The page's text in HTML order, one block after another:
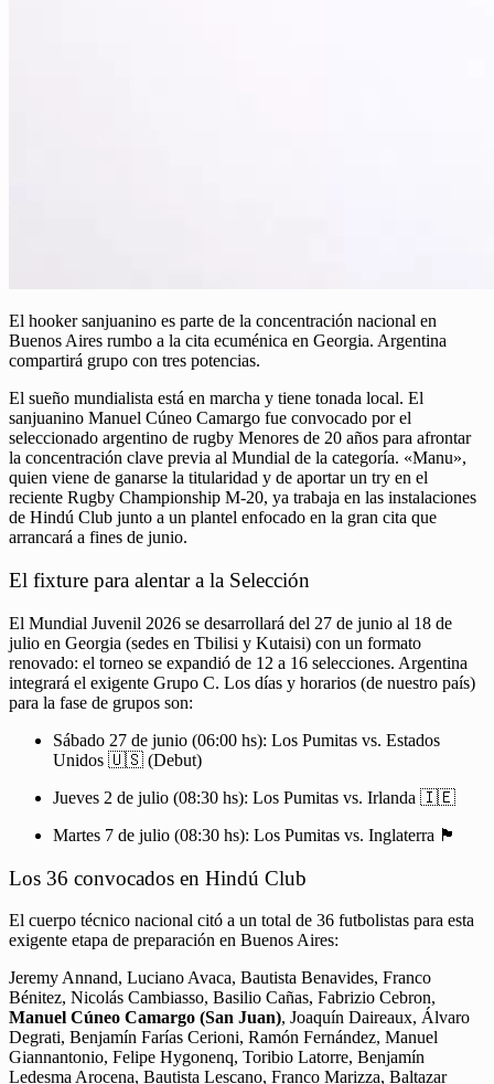
El hooker sanjuanino es parte de la concentración nacional en
Buenos Aires rumbo a la cita ecuménica en Georgia. Argentina
compartirá grupo con tres potencias.
El sueño mundialista está en marcha y tiene tonada local. El
sanjuanino Manuel Cúneo Camargo fue convocado por el
seleccionado argentino de rugby Menores de 20 años para afrontar
la concentración clave previa al Mundial de la categoría. «Manu»,
quien viene de ganarse la titularidad y de aportar un try en el
reciente Rugby Championship M-20, ya trabaja en las instalaciones
de Hindú Club junto a un plantel enfocado en la gran cita que
arrancará a fines de junio.
El fixture para alentar a la Selección
El Mundial Juvenil 2026 se desarrollará del 27 de junio al 18 de
julio en Georgia (sedes en Tbilisi y Kutaisi) con un formato
renovado: el torneo se expandió de 12 a 16 selecciones. Argentina
integrará el exigente Grupo C. Los días y horarios (de nuestro país)
para la fase de grupos son:
Sábado 27 de junio (06:00 hs): Los Pumitas vs. Estados
Unidos 🇺🇸 (Debut)
Jueves 2 de julio (08:30 hs): Los Pumitas vs. Irlanda 🇮🇪
Martes 7 de julio (08:30 hs): Los Pumitas vs. Inglaterra 🏴󠁧󠁢󠁥󠁮󠁧󠁿
Los 36 convocados en Hindú Club
El cuerpo técnico nacional citó a un total de 36 futbolistas para esta
exigente etapa de preparación en Buenos Aires:
Jeremy Annand, Luciano Avaca, Bautista Benavides, Franco
Bénitez, Nicolás Cambiasso, Basilio Cañas, Fabrizio Cebron,
Manuel Cúneo Camargo (San Juan), Joaquín Daireaux, Álvaro
Degrati, Benjamín Farías Cerioni, Ramón Fernández, Manuel
Giannantonio, Felipe Hygonenq, Toribio Latorre, Benjamín
Ledesma Arocena, Bautista Lescano, Franco Marizza, Baltazar